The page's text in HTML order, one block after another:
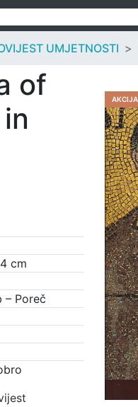
UMJETNOSTI
of
cm
– Poreč